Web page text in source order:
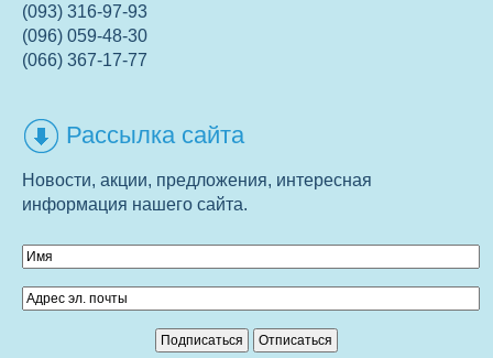
(093) 316-97-93
(096) 059-48-30
(066) 367-17-77
Рассылка сайта
Новости, акции, предложения, интересная
информация нашего сайта.